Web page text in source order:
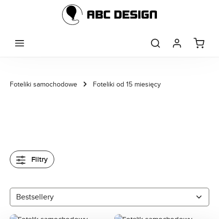
Przejdź do głównej zawartości
Foteliki samochodowe Foteliki od 15 miesięcy
Filtry